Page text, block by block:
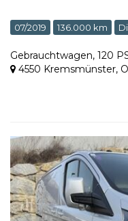
07/2019 136.000 km
Gebrauchtwagen, 120
4550 Kremsmünster,